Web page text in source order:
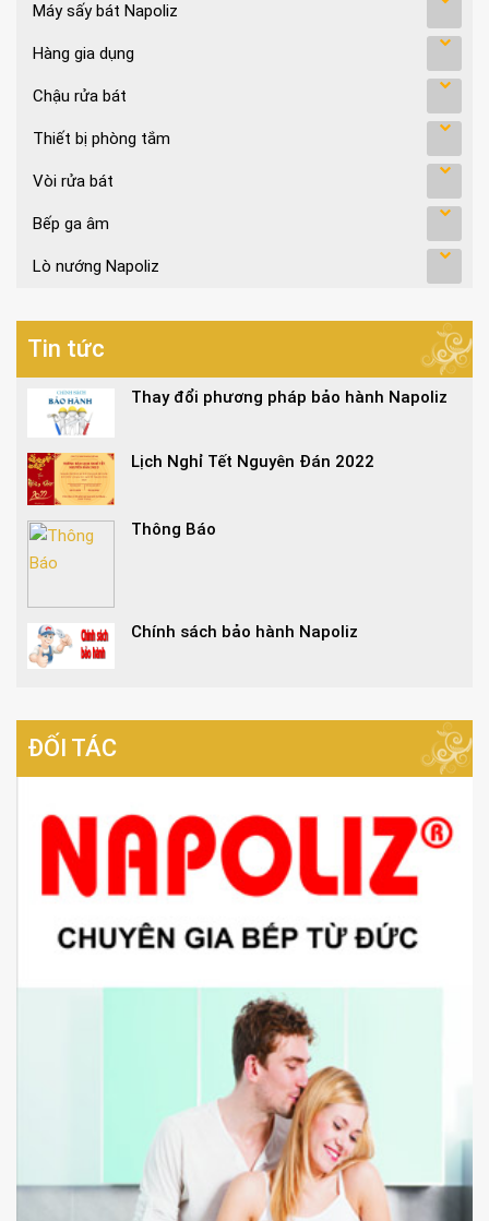
Máy sấy bát Napoliz
Hàng gia dụng
Chậu rửa bát
Thiết bị phòng tắm
Vòi rửa bát
Bếp ga âm
Lò nướng Napoliz
Tin tức
Thay đổi phương pháp bảo hành Napoliz
Lịch Nghỉ Tết Nguyên Đán 2022
Thông Báo
Chính sách bảo hành Napoliz
ĐỐI TÁC